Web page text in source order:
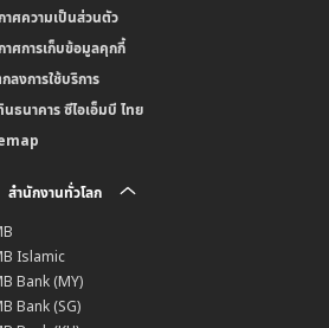
าศความเป็นส่วนตัว
าศการเก็บข้อมูลคุกกี้
ลงการใช้บริการ
ธนาคาร ซีไอเอ็มบี ไทย
สำนักงานทั่วโลก
Islamic
Bank (MY)
Bank (SG)